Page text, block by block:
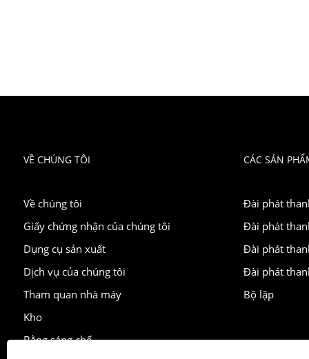
VỀ CHÚNG TÔI
Về chúng tôi
Giấy chứng nhận của chúng tôi
Dụng cụ sản xuất
Dịch vụ của chúng tôi
Tham quan nhà máy
Kho
Bằng sáng chế
CÁC SẢN
Đài phát
Đài phát
Đài phát
Đài phát
Bộ lặp